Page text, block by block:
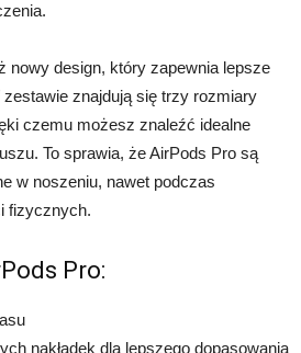
nowy design, który zapewnia lepsze
znajdują się trzy rozmiary
czemu możesz znaleźć idealne
To sprawia, że AirPods Pro są
w noszeniu, nawet podczas
fizycznych.
Pro:
nakładek dla lepszego dopasowania